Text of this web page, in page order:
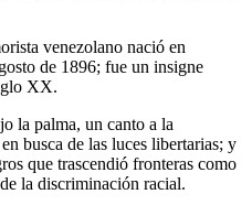
venezolano nació en
de 1896; fue un insigne
XX.
la palma, un canto a la
busca de las luces libertarias; y
que trascendió fronteras como
la discriminación racial.